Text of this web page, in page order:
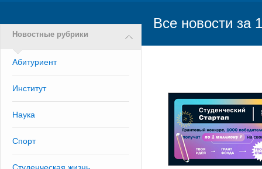
Новостные рубрики
Абитуриент
Институт
Наука
Спорт
Все новости за